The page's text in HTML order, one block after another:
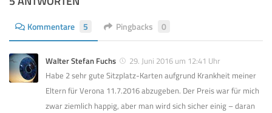
Kommentare 5 Pingbacks 0
Walter Stefan Fuchs
29. Juni 2016 um 12:41 Uhr
Habe 2 sehr gute Sitzplatz-Karten aufgrund Krankheit meiner
Eltern für Verona 11.7.2016 abzugeben. Der Preis war für mich
zwar ziemlich happig, aber man wird sich sicher einig – daran